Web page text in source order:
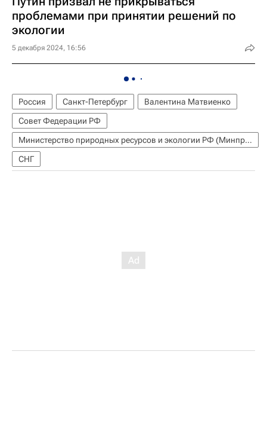
проблемами при принятии решений по
экологии
5 декабря 2024, 16:56
Россия Санкт-Петербург
Валентина Матвиенко
Совет Федерации РФ
Министерство природных ресурсов и экологии РФ (Минприроды России)
СНГ